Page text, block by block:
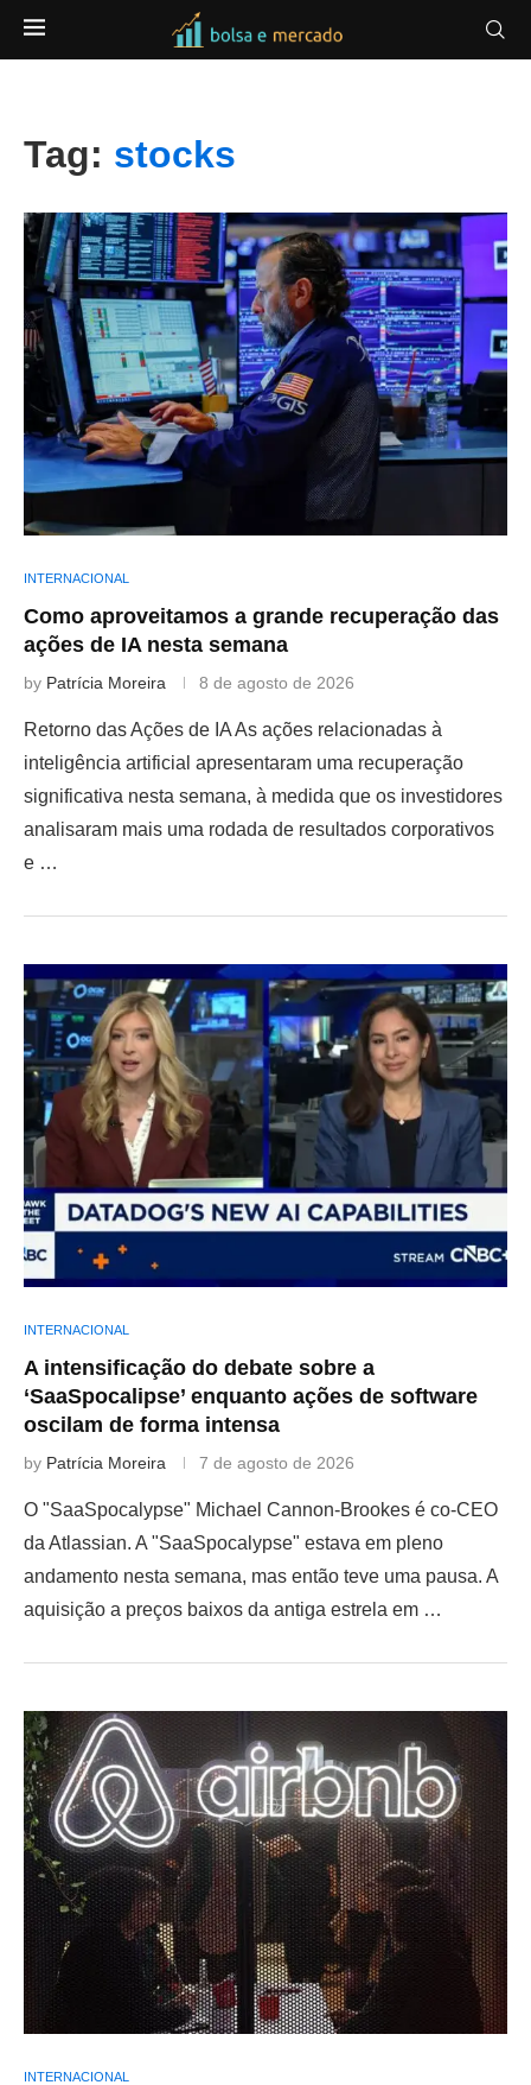
Tag: stocks
INTERNACIONAL
Como aproveitamos a grande recuperação das
ações de IA nesta semana
by Patrícia Moreira 8 de agosto de 2026
Retorno das Ações de IA As ações relacionadas à
inteligência artificial apresentaram uma recuperação
significativa nesta semana, à medida que os investidores
analisaram mais uma rodada de resultados corporativos
e …
INTERNACIONAL
A intensificação do debate sobre a
‘SaaSpocalipse’ enquanto ações de software
oscilam de forma intensa
by Patrícia Moreira 7 de agosto de 2026
O "SaaSpocalypse" Michael Cannon-Brookes é co-CEO
da Atlassian. A "SaaSpocalypse" estava em pleno
andamento nesta semana, mas então teve uma pausa. A
aquisição a preços baixos da antiga estrela em …
INTERNACIONAL